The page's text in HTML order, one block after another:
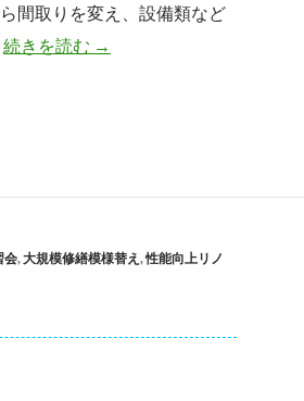
間取りを変え、設備類など
続きを読む 大和市K邸改修工事御契約！
→
会,大規模修繕模様替え ,性能向上リノ